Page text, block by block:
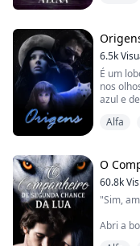
de...
6.5k
É um
nos
azul e
besta
"Você
Alfa
O
60.8k
"Sim,
Abri a